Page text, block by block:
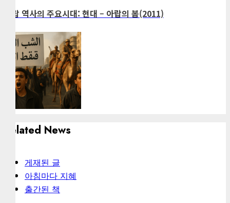
아랍 역사의 주요시대: 현대 – 아랍의 봄(2011)
Related News
게재된 글
아침마다 지혜
출간된 책